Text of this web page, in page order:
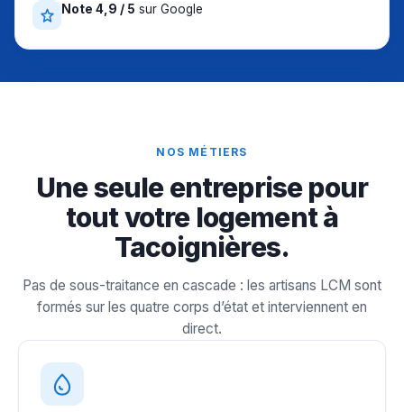
Note 4,9 / 5 sur Google
NOS MÉTIERS
Une seule entreprise pour
tout votre logement à
Tacoignières.
Pas de sous-traitance en cascade : les artisans LCM sont
formés sur les quatre corps d’état et interviennent en
direct.